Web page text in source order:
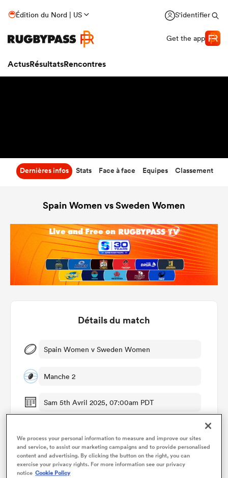
Édition du Nord | US S'identifier
Get the app
ActusRésultatsRencontres
Dernières infos Stats Face à face Equipes Classement
Spain Women vs Sweden Women
Détails du match
Spain Women v Sweden Women
Manche 2
Sam 5th Avril 2025, 07:00am PDT
We process your personal information to measure and improve our sites
and service, to assist our marketing campaigns and to provide personalised
content and advertising. By clicking the button on the right, you can
exercise your privacy rights. For more information see our privacy
notice Cookie Policy